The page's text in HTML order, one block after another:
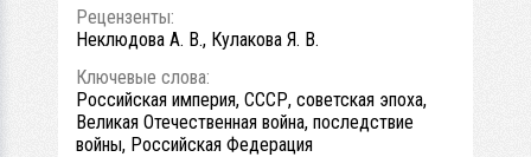
Рецензенты:
Неклюдова А. В., Кулакова Я. В.
Ключевые слова:
Российская империя, СССР, советская эпоха,
Великая Отечественная война, последствие
войны, Российская Федерация